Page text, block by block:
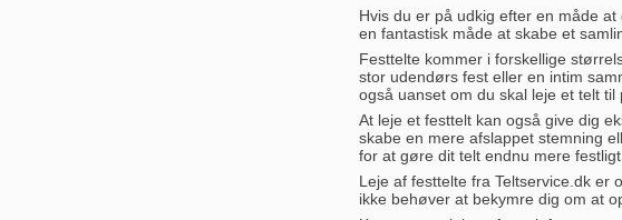
Hvis du er på udkig efter en måde
en fantastisk måde at skabe et
Festtelte kommer i forskellige
stor udendørs fest eller en intim
også uanset om du skal leje et telt
At leje et festtelt kan også give dig
skabe en mere afslappet stemning
for at gøre dit telt endnu mere festligt.
Leje af festtelte fra Teltservice.dk er
ikke behøver at bekymre dig om at